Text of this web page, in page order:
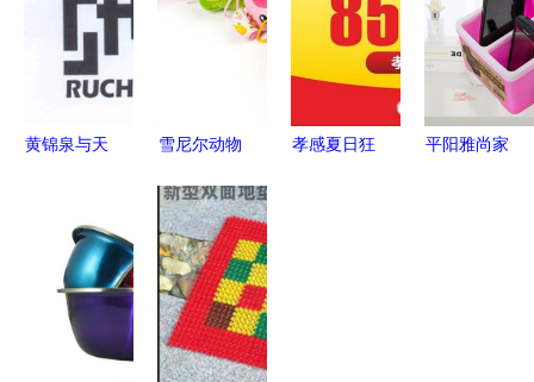
家上黑榜，
用杂品品质
黄锦泉与天
商业核查新
视角
雪尼尔动物
厂方直供，
以萌趣设计
打造家居生
活的细腻关
怀
孝感夏日狂
平阳雅尚家